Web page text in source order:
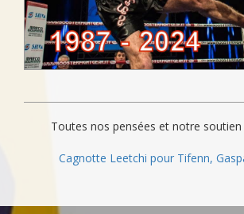
Toutes nos pensées et notre soutien
Cagnotte Leetchi pour Tifenn,